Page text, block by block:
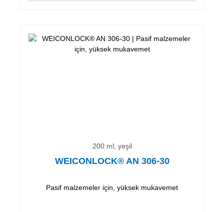
200 ml, yeşil
WEICONLOCK® AN 306-30
Pasif malzemeler için, yüksek mukavemet